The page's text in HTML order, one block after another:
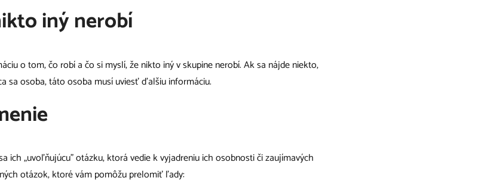
iný nerobí
o tom, čo robí a čo si myslí, že nikto iný v skupine nerobí. Ak sa nájde niekto,
sa osoba, táto osoba musí uviesť ďalšiu informáciu.
„uvoľňujúcu” otázku, ktorá vedie k vyjadreniu ich osobnosti či zaujímavých
otázok, ktoré vám pomôžu prelomiť ľady: